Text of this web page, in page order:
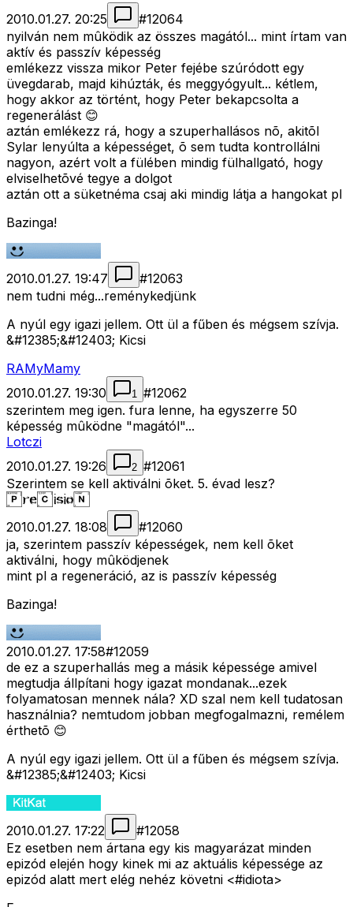
2010.01.27. 20:25 #12064
nyilván nem mûködik az összes magától... mint írtam van
aktív és passzív képesség
emlékezz vissza mikor Peter fejébe szúródott egy
üvegdarab, majd kihúzták, és meggyógyult... kétlem,
hogy akkor az történt, hogy Peter bekapcsolta a
regenerálást 😊
aztán emlékezz rá, hogy a szuperhallásos nõ, akitõl
Sylar lenyúlta a képességet, õ sem tudta kontrollálni
nagyon, azért volt a fülében mindig fülhallgató, hogy
elviselhetõvé tegye a dolgot
aztán ott a süketnéma csaj aki mindig látja a hangokat pl
Bazinga!
2010.01.27. 19:47 #12063
nem tudni még...reménykedjünk
A nyúl egy igazi jellem. Ott ül a fűben és mégsem szívja.
&#12385;&#12403; Kicsi
RAMyMamy
2010.01.27. 19:30
1 #12062
szerintem meg igen. fura lenne, ha egyszerre 50
képesség mûködne "magától"...
Lotczi
2010.01.27. 19:26
2 #12061
Szerintem se kell aktiválni õket. 5. évad lesz?
2010.01.27. 18:08 #12060
ja, szerintem passzív képességek, nem kell õket
aktiválni, hogy mûködjenek
mint pl a regeneráció, az is passzív képesség
Bazinga!
2010.01.27. 17:58#12059
de ez a szuperhallás meg a másik képessége amivel
megtudja állpítani hogy igazat mondanak...ezek
folyamatosan mennek nála? XD szal nem kell tudatosan
használnia? nemtudom jobban megfogalmazni, remélem
érthetõ 😊
A nyúl egy igazi jellem. Ott ül a fűben és mégsem szívja.
&#12385;&#12403; Kicsi
2010.01.27. 17:22 #12058
Ez esetben nem ártana egy kis magyarázat minden
epizód elején hogy kinek mi az aktuális képessége az
epizód alatt mert elég nehéz követni <#idiota>